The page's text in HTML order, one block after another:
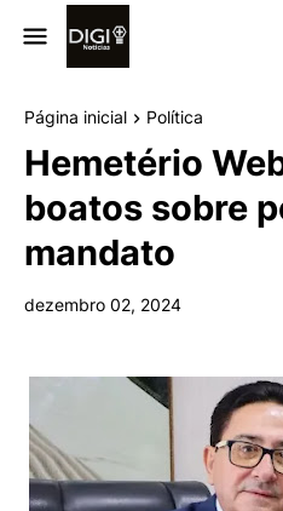
Página inicial Política
Hemetério
boatos sobre
mandato
dezembro 02, 2024